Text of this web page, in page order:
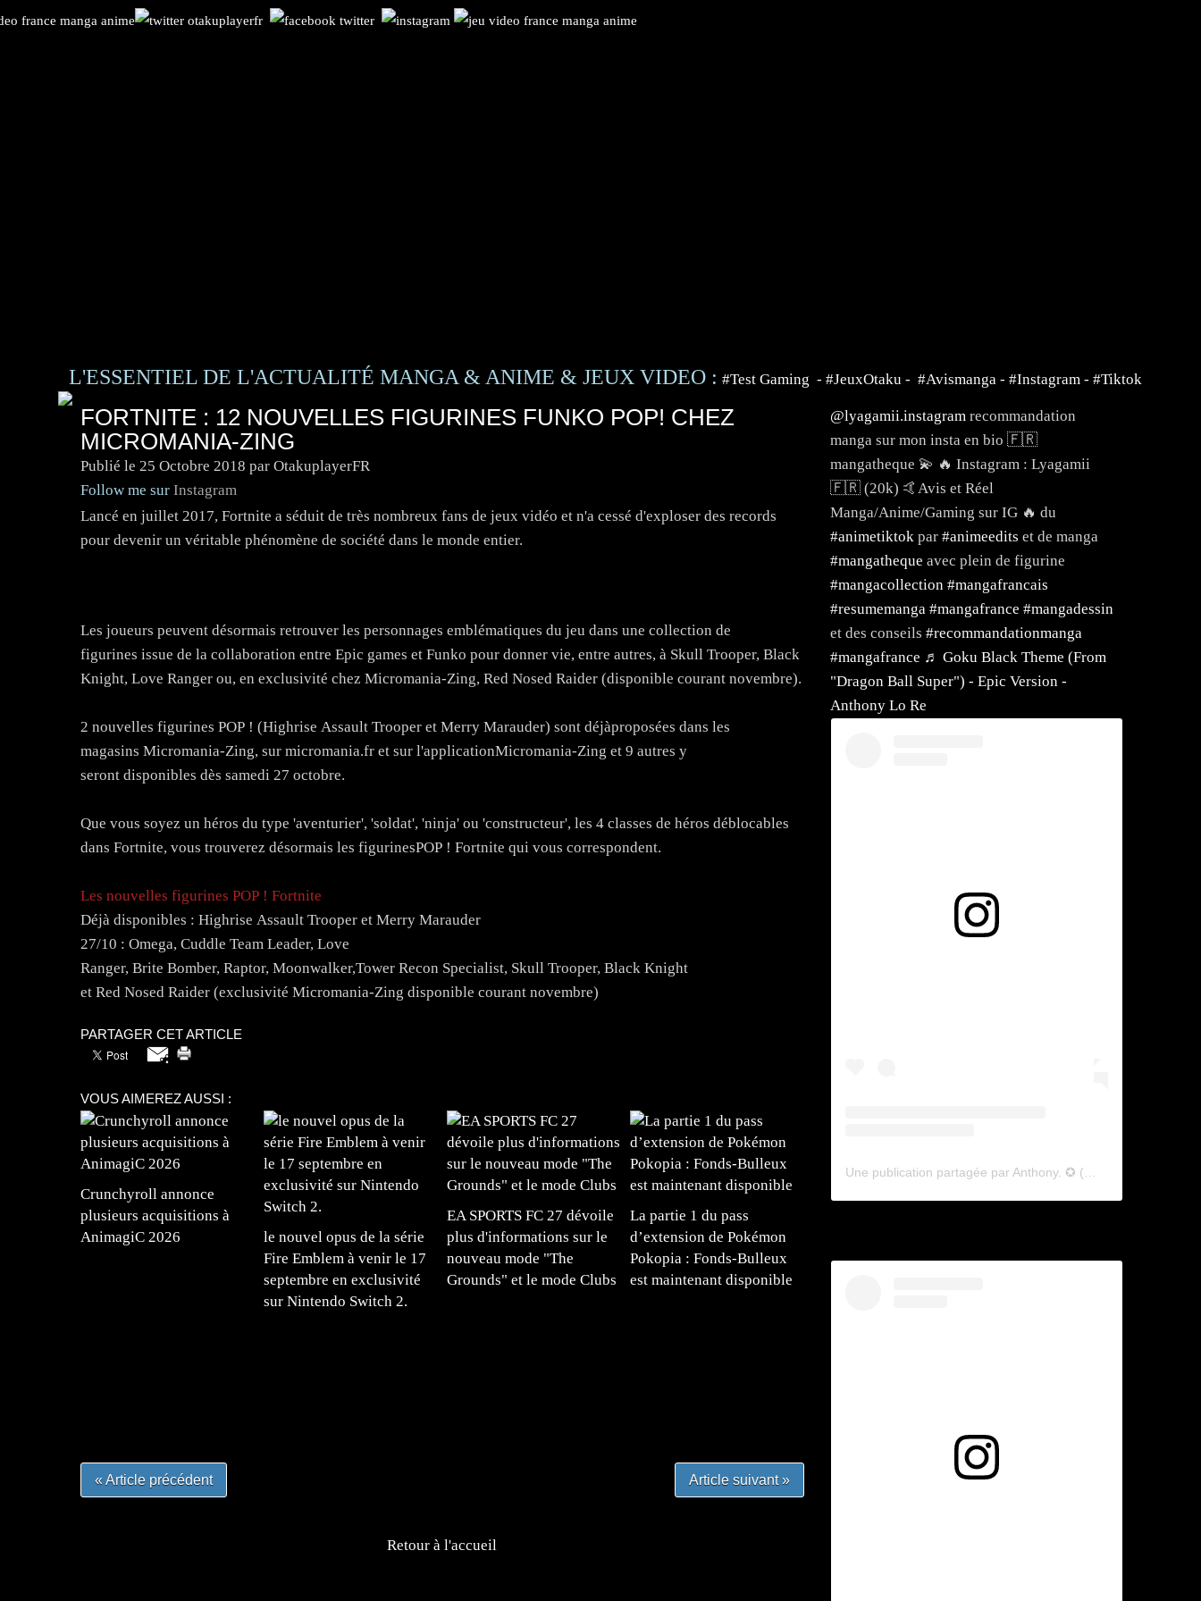
L'ESSENTIEL DE L'ACTUALITÉ MANGA & ANIME & JEUX VIDEO : #Test Gaming - #JeuxOtaku - #Avismanga - #Instagram - #Tiktok
FORTNITE : 12 NOUVELLES FIGURINES FUNKO POP! CHEZ
MICROMANIA-ZING
Publié le 25 Octobre 2018 par OtakuplayerFR
Follow me sur Instagram
Lancé en juillet 2017, Fortnite a séduit de très nombreux fans de jeux vidéo et n'a cessé d'exploser des records
pour devenir un véritable phénomène de société dans le monde entier.
Les joueurs peuvent désormais retrouver les personnages emblématiques du jeu dans une collection de
figurines issue de la collaboration entre Epic games et Funko pour donner vie, entre autres, à Skull Trooper, Black
Knight, Love Ranger ou, en exclusivité chez Micromania-Zing, Red Nosed Raider (disponible courant novembre).
2 nouvelles figurines POP ! (Highrise Assault Trooper et Merry Marauder) sont déjàproposées dans les
magasins Micromania-Zing, sur micromania.fr et sur l'applicationMicromania-Zing et 9 autres y
seront disponibles dès samedi 27 octobre.
Que vous soyez un héros du type 'aventurier', 'soldat', 'ninja' ou 'constructeur', les 4 classes de héros déblocables
dans Fortnite, vous trouverez désormais les figurinesPOP ! Fortnite qui vous correspondent.
Les nouvelles figurines POP ! Fortnite
Déjà disponibles : Highrise Assault Trooper et Merry Marauder
27/10 : Omega, Cuddle Team Leader, Love
Ranger, Brite Bomber, Raptor, Moonwalker,Tower Recon Specialist, Skull Trooper, Black Knight
et Red Nosed Raider (exclusivité Micromania-Zing disponible courant novembre)
PARTAGER CET ARTICLE
VOUS AIMEREZ AUSSI :
Crunchyroll annonce
plusieurs acquisitions à
AnimagiC 2026
le nouvel opus de la série
Fire Emblem à venir le 17
septembre en exclusivité
sur Nintendo Switch 2.
EA SPORTS FC 27 dévoile
plus d'informations sur le
nouveau mode "The
Grounds" et le mode Clubs
La partie 1 du pass
d’extension de Pokémon
Pokopia : Fonds-Bulleux
est maintenant disponible
« Article précédent Article suivant »
Retour à l'accueil
@lyagamii.instagram recommandation
manga sur mon insta en bio 🇫🇷
mangatheque 💫 🔥 Instagram : Lyagamii
🇫🇷 (20k) 🤙Avis et Réel
Manga/Anime/Gaming sur IG 🔥 du
#animetiktok par #animeedits et de manga
#mangatheque avec plein de figurine
#mangacollection #mangafrancais
#resumemanga #mangafrance #mangadessin
et des conseils #recommandationmanga
#mangafrance ♬ Goku Black Theme (From
"Dragon Ball Super") - Epic Version -
Anthony Lo Re